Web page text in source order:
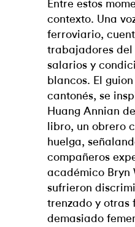
Entre estos
contexto. Una
ferroviario,
trabajadores del
salarios y
blancos. El
cantonés, se
Huang Annian
libro, un obrero
huelga,
compañeros
académico Bryn
sufrieron
trenzado y otras
demasiado